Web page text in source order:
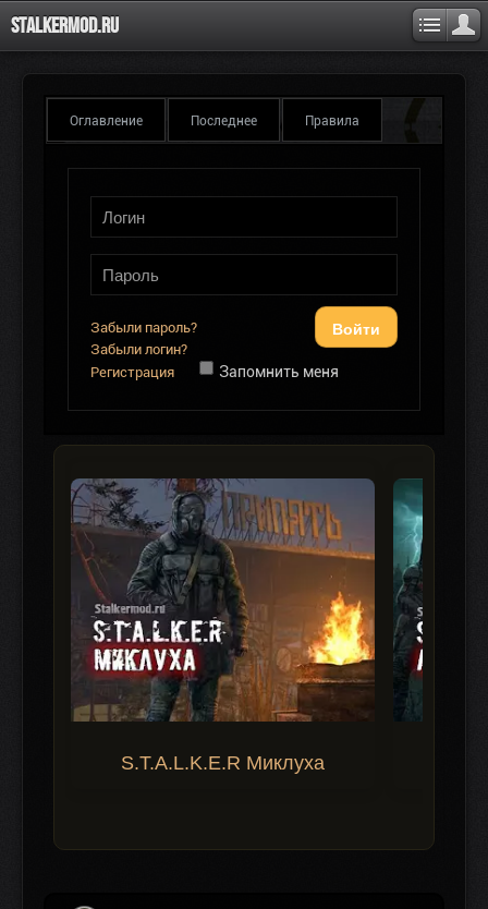
Stalkermod.ru
Оглавление Последнее Правила
Войти
Забыли пароль?
Забыли логин?
Регистрация
Запомнить меня
S.T.A.L.K.E.R Миклуха